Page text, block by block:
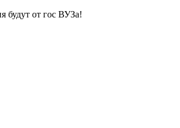
будут от гос ВУЗа!